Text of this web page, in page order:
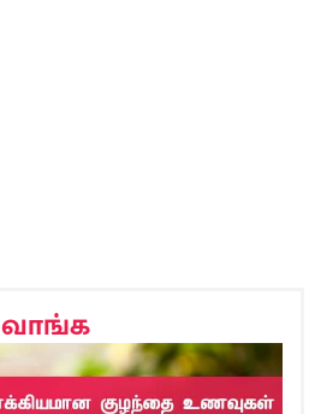
வாங்க